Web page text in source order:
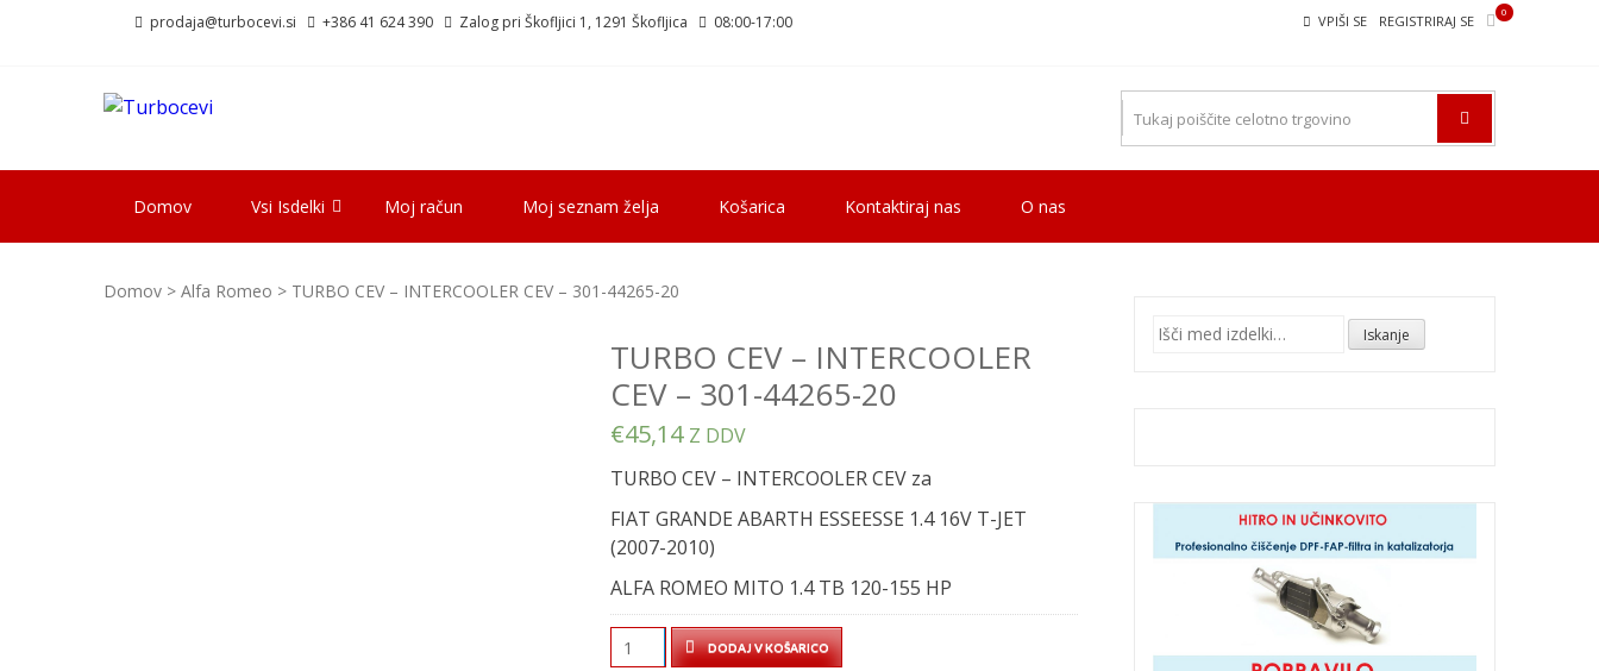
prodaja@turbocevi.si +386 41 624 390 Zalog pri Škofljici 1, 1291 Škofljica 08:00-17:00 VPIŠI SE REGISTRIRAJ SE
0
Domov Vsi Isdelki Moj račun Moj seznam želja Košarica Kontaktiraj nas O nas
Domov > Alfa Romeo > TURBO CEV – INTERCOOLER CEV – 301-44265-20
TURBO CEV – INTERCOOLER
CEV – 301-44265-20
€45,14 Z DDV
TURBO CEV – INTERCOOLER CEV za
FIAT GRANDE ABARTH ESSEESSE 1.4 16V T-JET
(2007-2010)
ALFA ROMEO MITO 1.4 TB 120-155 HP
TURBO
DODAJ V KOŠARICO
Išči: Iskanje